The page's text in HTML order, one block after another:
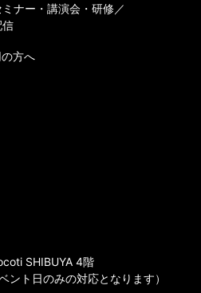
ミナー・講演会・研修
信
方へ
SHIBUYA 4階
ント日のみの対応となります）